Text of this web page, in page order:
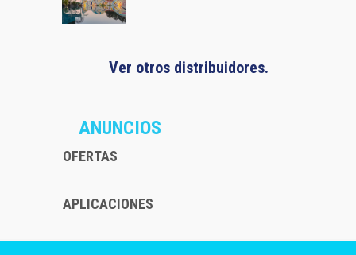
Ver otros distribuidores.
ANUNCIOS
OFERTAS
APLICACIONES